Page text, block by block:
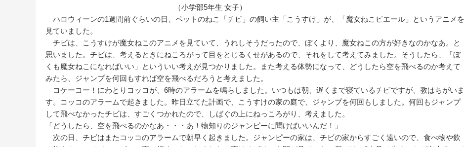
（小学部5年生 女子）
ハロウィーンの1週間前ぐらいの日、ペットのねこ「チビ」の飼い主「こうすけ」が、「魔女ねこピエール」というアニメを
見ていました。
チビは、こうすけが魔女ねこのアニメを見ていて、うれしそうだったので、ぼくより、魔女ねこの方が好きなのかなあ。と
思いました。チビは、考えるときにねころがって目をとじるくせがあるので、それをして考えてみました。そうしたら、「ぼ
くも魔女ねこになればいい」といういい考えが見つかりました。また考える体勢になって、どうしたら空を飛べるのか考えて
みたら、ジャンプを何回もすれば空を飛べるだろうと考えました。
コケーコー！にわとりコッコが、6時のアラームを鳴らしました。いつもは朝、遅くまで寝ているチビですが、教はちがいま
す。コッコのアラームで起きました。昨日立てた計画で、こうすけの家の庭で、ジャンプを何回もしました。何回もジャンプ
して飛べなかったチビは、すごくつかれたので、しばぐの上にねっころがり、考えました。
「どうしたら、空を飛べるのかなあ・・・あ！物知りのジャンピーに聞けばいいんだ！」
次の日、チビはまたコッコのアラームで朝早く起きました。ジャンピーの家は、チビの家からすごく遠いので、食べ物や飲